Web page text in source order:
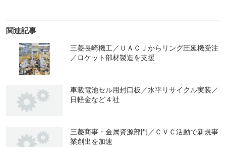
関連記事
三菱長崎機工／ＵＡＣＪからリング圧延機受注
／ロケット部材製造を支援
車載電池セル用封口板／水平リサイクル実装／
日軽金など４社
三菱商事・金属資源部門／ＣＶＣ活動で新規事
業創出を加速